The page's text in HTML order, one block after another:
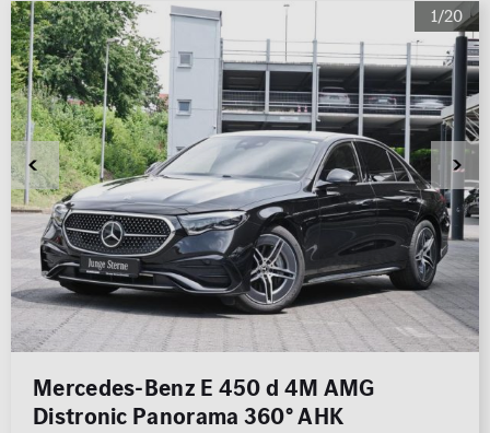
1/20
Mercedes-Benz E 450 d 4M AMG
Distronic Panorama 360° AHK